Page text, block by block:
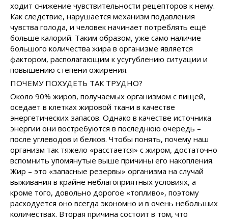
ходит снижение чувствительности рецепторов к нему.
Как следствие, нарушается механизм подавления
чувства голода, и человек начинает потреблять ещё
больше калорий. Таким образом, уже само наличие
большого количества жира в организме является
фактором, располагающим к усугублению ситуации и
повышению степени ожирения.
ПОЧЕМУ ПОХУДЕТЬ ТАК ТРУДНО?
Около 90% жиров, получаемых организмом с пищей,
оседает в клетках жировой ткани в качестве
энергетических запасов. Однако в качестве источника
энергии они востребуются в последнюю очередь –
после углеводов и белков. Чтобы понять, почему наш
организм так тяжело «расстается» с жиром, достаточно
вспомнить упомянутые выше причины его накопления.
Жир – это «запасные резервы» организма на случай
выживания в крайне неблагоприятных условиях, а
кроме того, довольно дорогое «топливо», поэтому
расходуется оно всегда экономно и в очень небольших
количествах. Вторая причина состоит в том, что